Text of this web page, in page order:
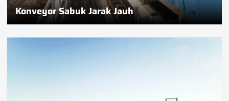
Konveyor Sabuk Jarak Jauh